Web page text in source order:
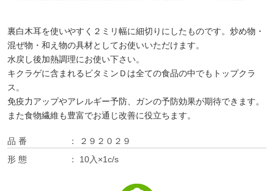
裏白木耳を使いやすく２ミリ幅に細切りにしたものです。炒め物・
混ぜ物・和え物の具材としてお使いいただけます。
水戻し後加熱調理にお使い下さい。
キクラゲに含まれるビタミンＤは全ての食品の中でもトップクラ
ス。
免疫力アップやアレルギー予防、ガンの予防効果が期待できます。
また食物繊維も豊富でお通じ改善に役立ちます。
品 番
２９２０２９
形 態
10入×1c/s